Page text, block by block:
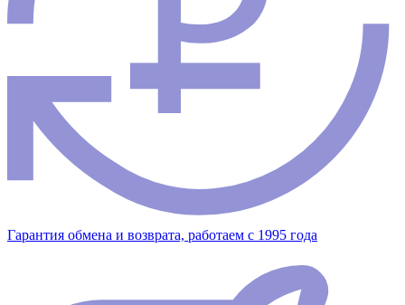
Гарантия обмена и возврата, работаем с 1995 года